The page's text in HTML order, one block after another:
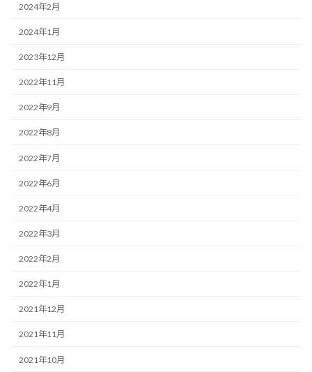
2024年2月
2024年1月
2023年12月
2022年11月
2022年9月
2022年8月
2022年7月
2022年6月
2022年4月
2022年3月
2022年2月
2022年1月
2021年12月
2021年11月
2021年10月